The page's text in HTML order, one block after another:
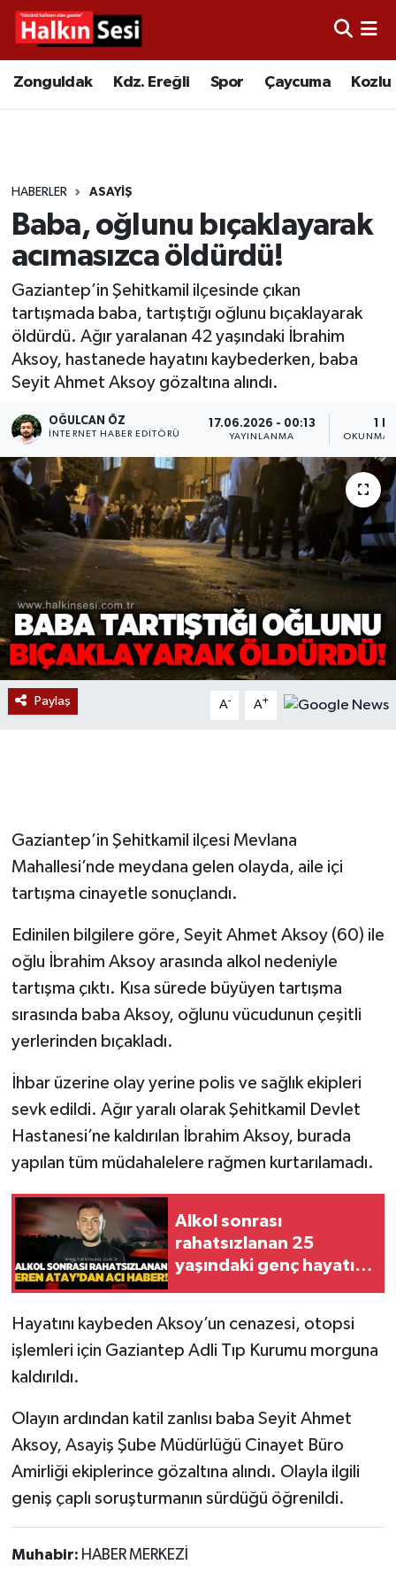
Zonguldak Kdz. Ereğli Spor Çaycuma Kozlu
HABERLER ASAYIŞ
Baba, oğlunu bıçaklayarak
acımasızca öldürdü!
Gaziantep’in Şehitkamil ilçesinde çıkan
tartışmada baba, tartıştığı oğlunu bıçaklayarak
öldürdü. Ağır yaralanan 42 yaşındaki İbrahim
Aksoy, hastanede hayatını kaybederken, baba
Seyit Ahmet Aksoy gözaltına alındı.
OĞULCAN ÖZ
İNTERNET HABER EDITÖRÜ
17.06.2026 - 00:13
YAYINLANMA
1
OKUNMA
Paylaş A- A+
Gaziantep’in Şehitkamil ilçesi Mevlana
Mahallesi’nde meydana gelen olayda, aile içi
tartışma cinayetle sonuçlandı.
Edinilen bilgilere göre, Seyit Ahmet Aksoy (60) ile
oğlu İbrahim Aksoy arasında alkol nedeniyle
tartışma çıktı. Kısa sürede büyüyen tartışma
sırasında baba Aksoy, oğlunu vücudunun çeşitli
yerlerinden bıçakladı.
İhbar üzerine olay yerine polis ve sağlık ekipleri
sevk edildi. Ağır yaralı olarak Şehitkamil Devlet
Hastanesi’ne kaldırılan İbrahim Aksoy, burada
yapılan tüm müdahalelere rağmen kurtarılamadı.
Alkol sonrası
rahatsızlanan 25
yaşındaki genç hayatını
Hayatını kaybeden Aksoy’un cenazesi, otopsi
işlemleri için Gaziantep Adli Tıp Kurumu morguna
kaldırıldı.
Olayın ardından katil zanlısı baba Seyit Ahmet
Aksoy, Asayiş Şube Müdürlüğü Cinayet Büro
Amirliği ekiplerince gözaltına alındı. Olayla ilgili
geniş çaplı soruşturmanın sürdüğü öğrenildi.
Muhabir: HABER MERKEZİ
Video
Çaycuma
Alaplı
Asayiş
Bartın
Karabük
Devrek
Bolu
ÇEVRE
BİLİM VE TEKNOLOJİ
DUNYA
Düzce
Eğitim
Gökçebey
İş ilanı
Kilimli
Kültür - Sanat
Politika
Röportaj
Sağlık
SİYASET
Spor
Ulusal
Yaşam
Merkez Hava Durumu
Süper Lig Puan Durumu ve Fikstür
Tüm Manşetler
Son Dakika Haberleri
Haber Arşivi